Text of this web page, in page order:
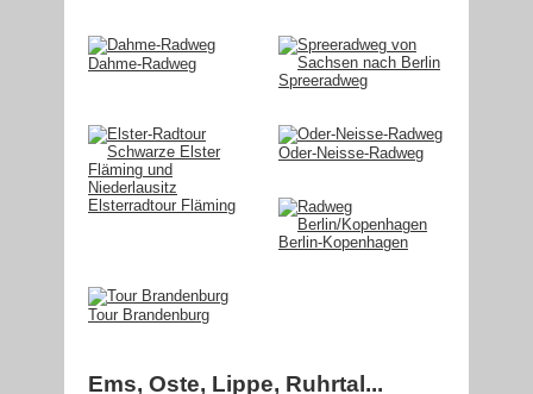
Dahme-Radweg
Spreeradweg
Elsterradtour Fläming
Oder-Neisse-Radweg
Berlin-Kopenhagen
Tour Brandenburg
Ems, Oste, Lippe, Ruhrtal...